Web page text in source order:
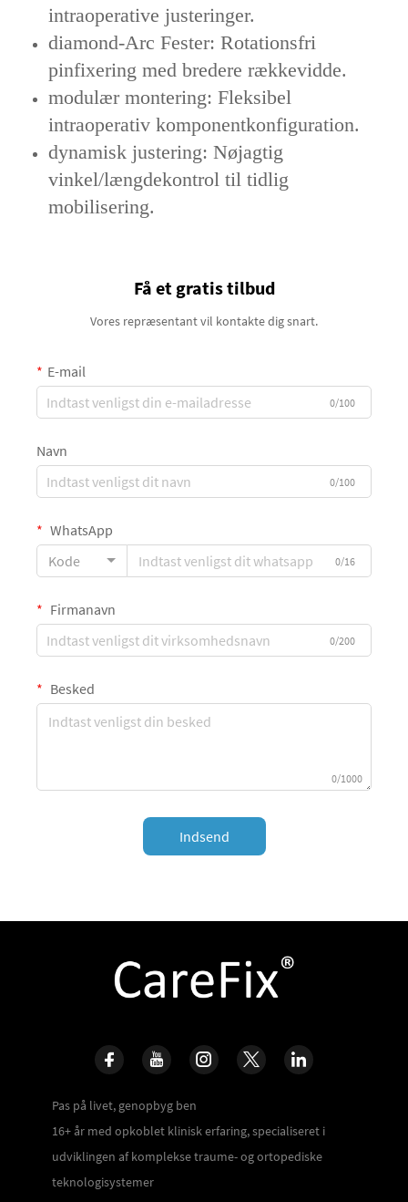
intraoperative justeringer.
diamond-Arc Fester: Rotationsfri
pinfixering med bredere rækkevidde.
modulær montering: Fleksibel
intraoperativ komponentkonfiguration.
dynamisk justering: Nøjagtig
vinkel/længdekontrol til tidlig
mobilisering.
Få et gratis tilbud
Vores repræsentant vil kontakte dig snart.
E-mail
0/100
Navn
0/100
WhatsApp
Kode
0/16
Firmanavn
0/200
Besked
0/1000
Indsend
Pas på livet, genopbyg ben
16+ år med opkoblet klinisk erfaring, specialiseret i
udviklingen af komplekse traume- og ortopediske
teknologisystemer